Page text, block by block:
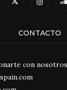
CONTACTO
con